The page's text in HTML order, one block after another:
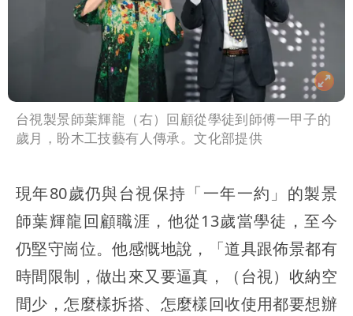
台視製景師葉輝龍（右）回顧從學徒到師傅一甲子的
歲月，盼木工技藝有人傳承。文化部提供
現年80歲仍與台視保持「一年一約」的製景
師葉輝龍回顧職涯，他從13歲當學徒，至今
仍堅守崗位。他感慨地說，「道具跟佈景都有
時間限制，做出來又要逼真，（台視）收納空
間少，怎麼樣拆搭、怎麼樣回收使用都要想辦